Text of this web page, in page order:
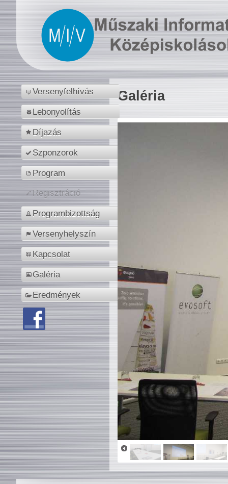
Versenyfelhívás
Lebonyolítás
Díjazás
Szponzorok
Program
Regisztráció
Programbizottság
Versenyhelyszín
Kapcsolat
Galéria
Eredmények
Galéria